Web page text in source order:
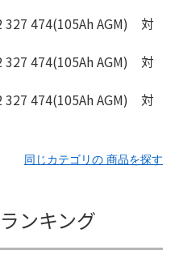
同じカテゴリの 商品を探す
ンキング